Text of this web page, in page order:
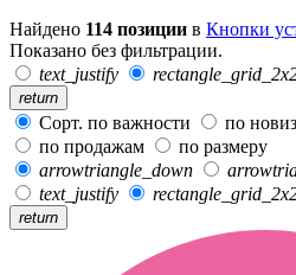
Найдено 114 позиции в Кнопки
Показано без фильтрации.
text_justify
return
Сорт. по важности по
по продажам
по размеру
arrowtriangle_down
text_justify
return